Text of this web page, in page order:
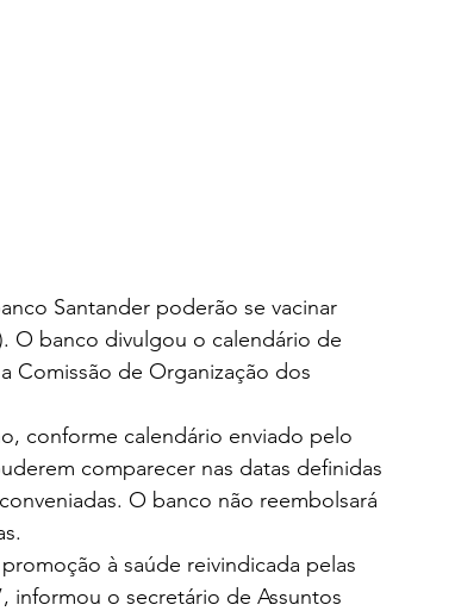
Santander poderão se vacinar
O banco divulgou o calendário de
Comissão de Organização dos
conforme calendário enviado pelo
comparecer nas datas definidas
O banco não reembolsará
à saúde reivindicada pelas
informou o secretário de Assuntos